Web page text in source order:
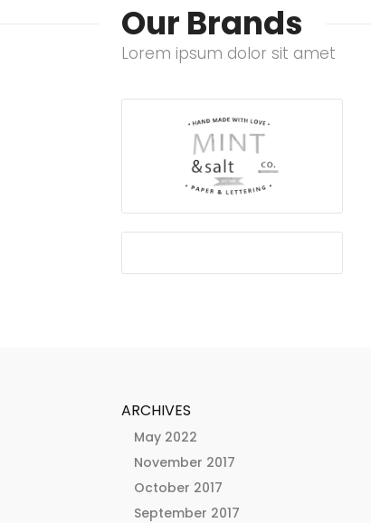
Our Brands
Lorem ipsum dolor sit amet
ARCHIVES
May 2022
November 2017
October 2017
September 2017